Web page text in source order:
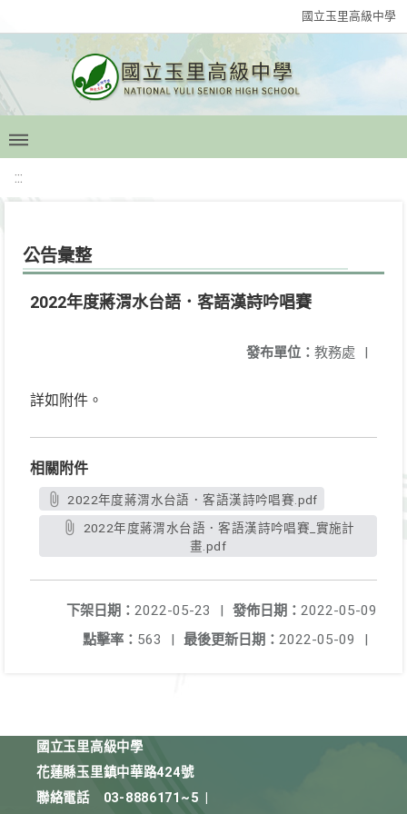
國立玉里高級中學
:::
公告彙整
2022年度蔣渭水台語．客語漢詩吟唱賽
發布單位： 教務處 |
詳如附件。
相關附件
2022年度蔣渭水台語．客語漢詩吟唱賽.pdf
畫.pdf
發佈日期： 2022-05-09
下架日期： 2022-05-23
|
最後更新日期： 2022-05-09 |
點擊率： 563 |
國立玉里高級中學
花蓮縣玉里鎮中華路424號
聯絡電話
03-8886171~5